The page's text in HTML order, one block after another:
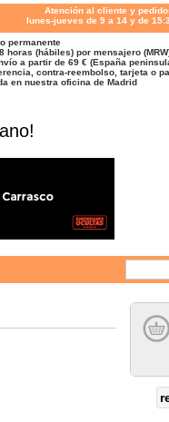
Atención al cliente y
lunes-jueves de 9 a 14 y de
permanente
horas (hábiles) por mensajero
a partir de 69 € (España
contra-reembolso, tarjeta o
en nuestra oficina de Madrid